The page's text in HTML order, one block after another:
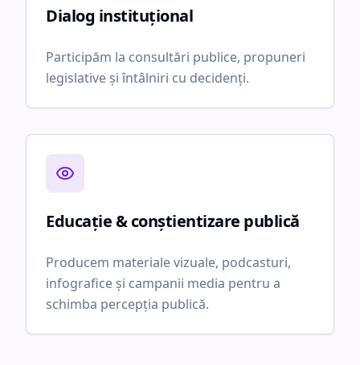
Dialog instituțional
Participăm la consultări publice, propuneri
legislative și întâlniri cu decidenți.
Educație & conștientizare publică
Producem materiale vizuale, podcasturi,
infografice și campanii media pentru a
schimba percepția publică.